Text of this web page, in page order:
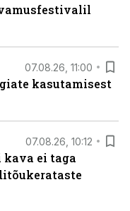
07.08.26, 11:00
kasutamisest
07.08.26, 10:12
ei taga